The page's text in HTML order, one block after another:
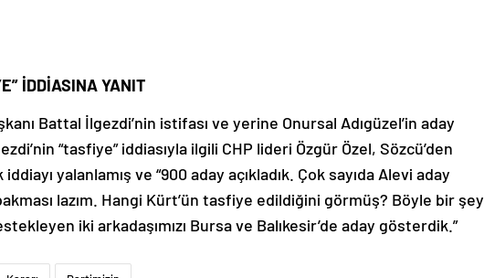
İDDİASINA YANIT
Battal İlgezdi’nin istifası ve yerine Onursal Adıgüzel’in aday
“tasfiye” iddiasıyla ilgili CHP lideri Özgür Özel, Sözcü’den
yalanlamış ve “900 aday açıkladık. Çok sayıda Alevi aday
lazım. Hangi Kürt’ün tasfiye edildiğini görmüş? Böyle bir şey
iki arkadaşımızı Bursa ve Balıkesir’de aday gösterdik.”